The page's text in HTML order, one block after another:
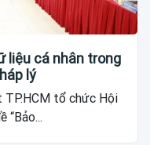
liệu cá nhân trong
lý
tổ chức Hội
“Bảo...